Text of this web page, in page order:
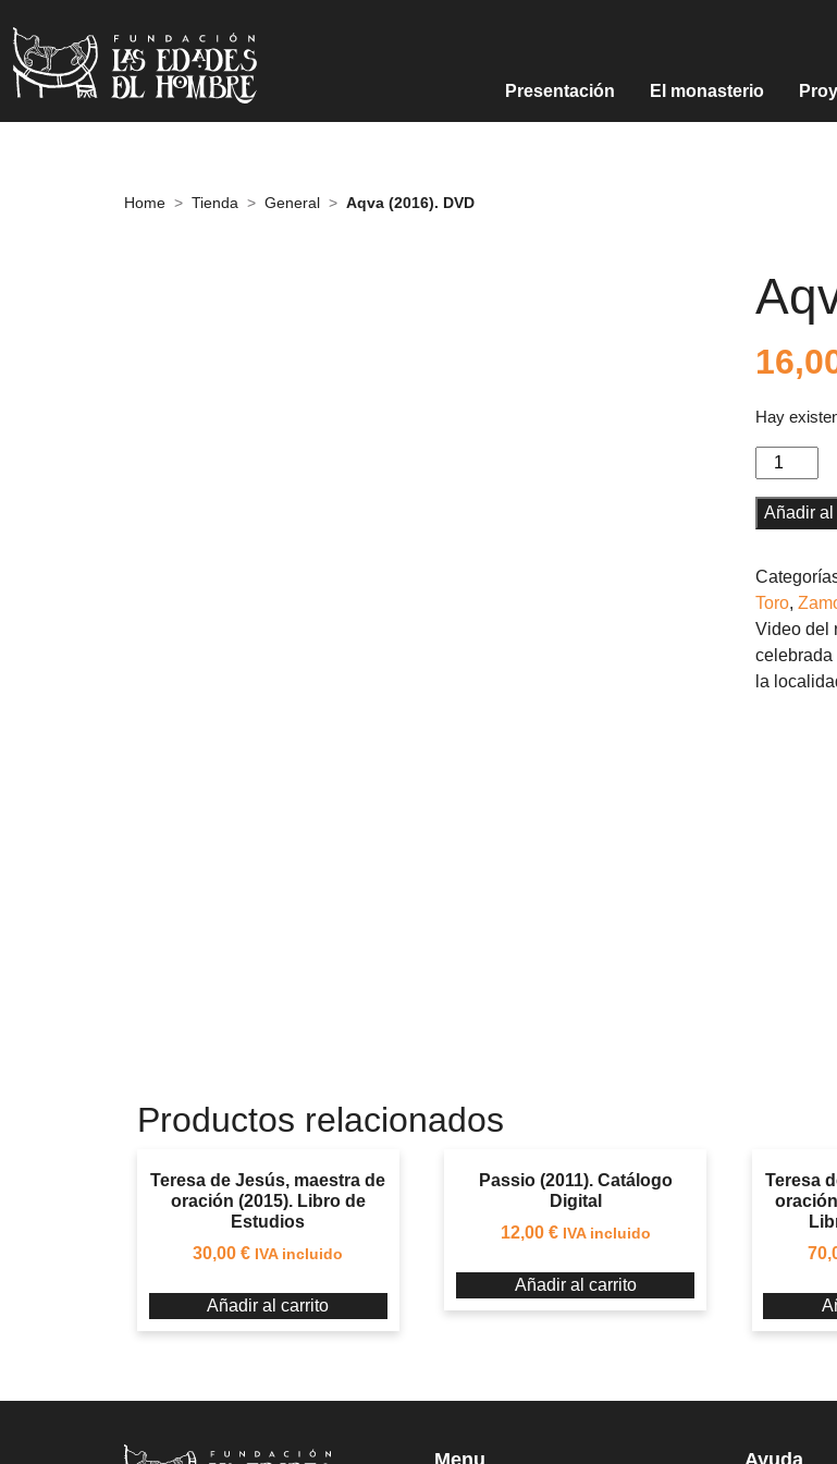
Presentación El monasterio
Home Tienda General Aqva (2016). DVD
Hay
Aqva
(2016).
DVD
Añadir al
Toro,
Video del
celebrada
la
Productos relacionados
Teresa de Jesús, maestra de
oración (2015). Libro de
Estudios
30,00€ IVA incluido
Añadir al carrito
Passio (2011). Catálogo
Digital
12,00 € IVA incluido
Añadir al carrito
Teresa
Menu Ayuda